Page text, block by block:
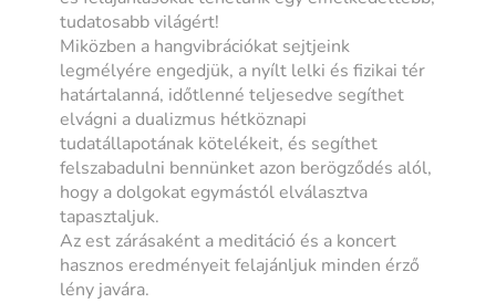
tudatosabb világért!
Miközben a hangvibrációkat sejtjeink
legmélyére engedjük, a nyílt lelki és fizikai tér
határtalanná, időtlenné teljesedve segíthet
elvágni a dualizmus hétköznapi
tudatállapotának kötelékeit, és segíthet
felszabadulni bennünket azon berögződés alól,
hogy a dolgokat egymástól elválasztva
tapasztaljuk.
Az est zárásaként a meditáció és a koncert
hasznos eredményeit felajánljuk minden érző
lény javára.